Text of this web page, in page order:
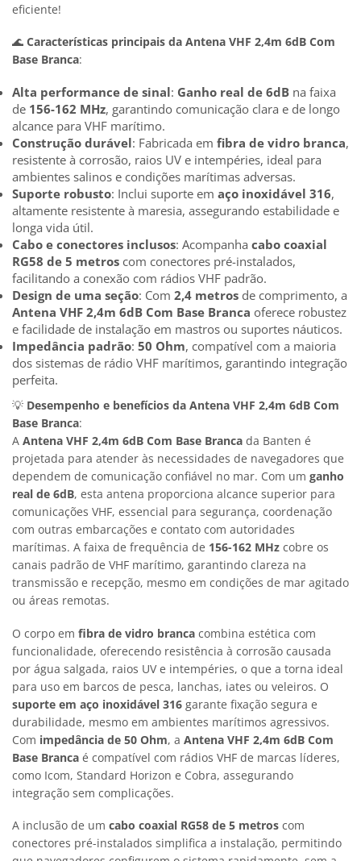
eficiente!
🌊 Características principais da Antena VHF 2,4m 6dB Com
Base Branca:
Alta performance de sinal: Ganho real de 6dB na faixa
de 156-162 MHz, garantindo comunicação clara e de longo
alcance para VHF marítimo.
Construção durável: Fabricada em fibra de vidro branca,
resistente à corrosão, raios UV e intempéries, ideal para
ambientes salinos e condições marítimas adversas.
Suporte robusto: Inclui suporte em aço inoxidável 316,
altamente resistente à maresia, assegurando estabilidade e
longa vida útil.
Cabo e conectores inclusos: Acompanha cabo coaxial
RG58 de 5 metros com conectores pré-instalados,
facilitando a conexão com rádios VHF padrão.
Design de uma seção: Com 2,4 metros de comprimento, a
Antena VHF 2,4m 6dB Com Base Branca oferece robustez
e facilidade de instalação em mastros ou suportes náuticos.
Impedância padrão: 50 Ohm, compatível com a maioria
dos sistemas de rádio VHF marítimos, garantindo integração
perfeita.
💡 Desempenho e benefícios da Antena VHF 2,4m 6dB Com
Base Branca:
A Antena VHF 2,4m 6dB Com Base Branca da Banten é
projetada para atender às necessidades de navegadores que
dependem de comunicação confiável no mar. Com um ganho
real de 6dB, esta antena proporciona alcance superior para
comunicações VHF, essencial para segurança, coordenação
com outras embarcações e contato com autoridades
marítimas. A faixa de frequência de 156-162 MHz cobre os
canais padrão de VHF marítimo, garantindo clareza na
transmissão e recepção, mesmo em condições de mar agitado
ou áreas remotas.
O corpo em fibra de vidro branca combina estética com
funcionalidade, oferecendo resistência à corrosão causada
por água salgada, raios UV e intempéries, o que a torna ideal
para uso em barcos de pesca, lanchas, iates ou veleiros. O
suporte em aço inoxidável 316 garante fixação segura e
durabilidade, mesmo em ambientes marítimos agressivos.
Com impedância de 50 Ohm, a Antena VHF 2,4m 6dB Com
Base Branca é compatível com rádios VHF de marcas líderes,
como Icom, Standard Horizon e Cobra, assegurando
integração sem complicações.
A inclusão de um cabo coaxial RG58 de 5 metros com
conectores pré-instalados simplifica a instalação, permitindo